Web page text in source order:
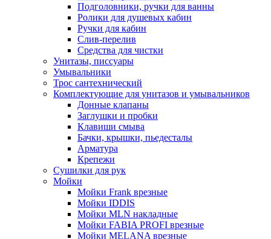
Подголовники, ручки для ванны
Ролики для душевых кабин
Ручки для кабин
Слив-перелив
Средства для чистки
Унитазы, писсуары
Умывальники
Трос сантехнический
Комплектующие для унитазов и умывальников
Донные клапаны
Заглушки и пробки
Клавиши смыва
Бачки, крышки, пьедесталы
Арматура
Крепежи
Сушилки для рук
Мойки
Мойки Frank врезные
Мойки IDDIS
Мойки MLN накладные
Мойки FABIA PROFI врезные
Мойки MELANA врезные